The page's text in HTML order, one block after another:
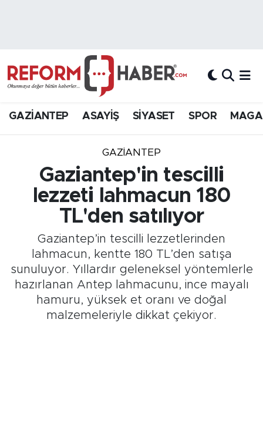
GAZİANTEP ASAYİŞ SİYASET SPOR
GAZIANTEP
Gaziantep'in tescilli
lezzeti lahmacun 180
TL'den satılıyor
Gaziantep’in tescilli lezzetlerinden
lahmacun, kentte 180 TL’den satışa
sunuluyor. Yıllardır geleneksel yöntemlerle
hazırlanan Antep lahmacunu, ince mayalı
hamuru, yüksek et oranı ve doğal
malzemeleriyle dikkat çekiyor.
Hava Durumu
Süper Lig Puan Durumu ve Fikstür
Tüm Manşetler
Son Dakika Haberleri
Haber Arşivi